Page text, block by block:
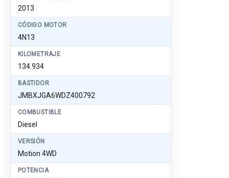
2013
CÓDIGO MOTOR
4N13
KILOMETRAJE
134.934
BASTIDOR
JMBXJGA6WDZ400792
COMBUSTIBLE
Diesel
VERSIÓN
Motion 4WD
POTENCIA